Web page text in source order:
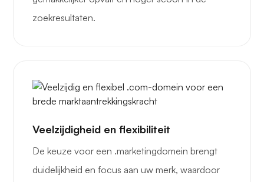
zoekresultaten.
Veelzijdigheid en flexibiliteit
De keuze voor een .marketingdomein brengt
duidelijkheid en focus aan uw merk, waardoor